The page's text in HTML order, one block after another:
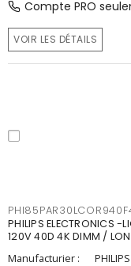
Compte PRO
VOIR LES DÉTAILS
PHILIPS ELECTRONICS -
120V 40D 4K DIMM /
Manufacturier :